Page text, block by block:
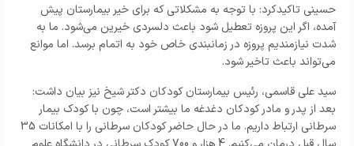
حسینی تاکیدکرد: با توجه به مشکلاتی که برای خیر بیمارستان پیش
آمده، اگر این پروزه تعطیل شود باعث دلسردی خیرین می‌شود. ما به
شدت نیازمندیم پروزه در زمانبندی خاص خود به اتمام برسد. اما موانع
می‌تواند باعث تاخیر شود.
سید علی قاسمی، رئیس بیمارستان کودکان دکتر شیخ نیز بیان داشت:
بعد از پدر و مادر کودکان دغدغه ما بیشتر است، چون با کودک بیمار
سرطانی ارتباط داریم.‌ ما در حال حاضر کودکان سرطانی را با امکانات 35